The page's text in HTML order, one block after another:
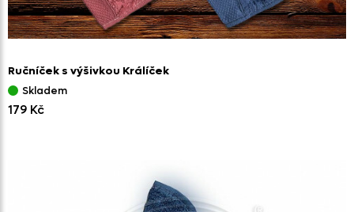
Ručníček s výšivkou Králíček
Skladem
179 Kč